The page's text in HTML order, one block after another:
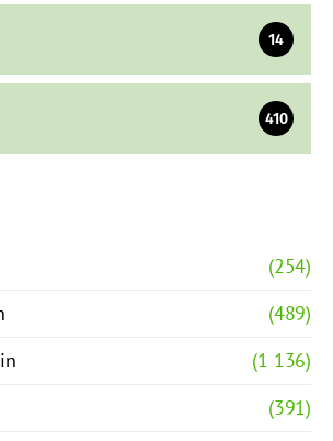
14
410
(254)
(489)
(1 136)
(391)